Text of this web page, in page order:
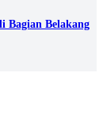
Bagian Belakang